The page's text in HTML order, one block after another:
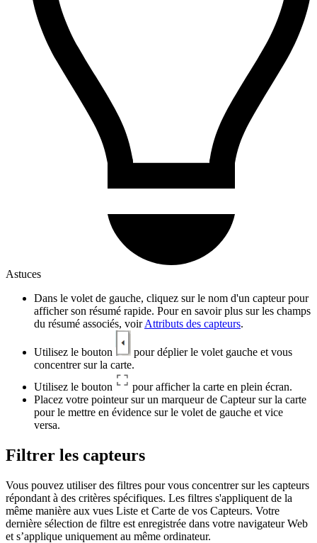
Astuces
Dans le volet de gauche, cliquez sur le nom d'un capteur pour
afficher son résumé rapide. Pour en savoir plus sur les champs
du résumé associés, voirAttributs des capteurs.
Utilisez le bouton
pour déplier le volet gauche et vous
concentrer sur la carte.
Utilisez le bouton
pour afficher la carte en plein écran.
Placez votre pointeur sur un marqueur de Capteur sur la carte
pour le mettre en évidence sur le volet de gauche et vice
versa.
Filtrer les capteurs
Vous pouvez utiliser des filtres pour vous concentrer sur les capteurs
répondant à des critères spécifiques. Les filtres s'appliquent de la
même manière aux vues Liste et Carte de vos Capteurs. Votre
dernière sélection de filtre est enregistrée dans votre navigateur Web
et s’applique uniquement au même ordinateur.